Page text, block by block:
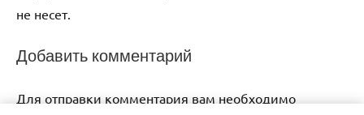
не несет.
Добавить комментарий
Для отправки комментария вам необходимо